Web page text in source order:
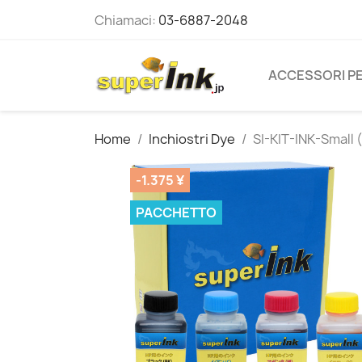
Chiamaci: 03-6887-2048
ACCESSORI
Home Inchiostri Dye SI-KIT-INK-Small
-1.375 ¥
PACCHETTO